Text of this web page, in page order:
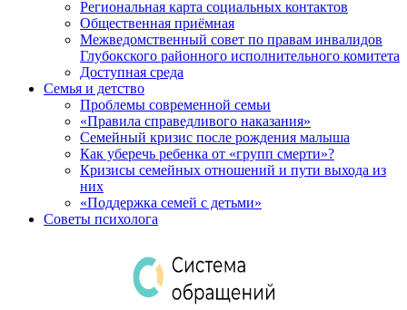
Региональная карта социальных контактов
Общественная приёмная
Межведомственный совет по правам инвалидов
Глубокского районного исполнительного комитета
Доступная среда
Семья и детство
Проблемы современной семьи
«Правила справедливого наказания»
Семейный кризис после рождения малыша
Как уберечь ребенка от «групп смерти»?
Кризисы семейных отношений и пути выхода из
них
«Поддержка семей с детьми»
Советы психолога